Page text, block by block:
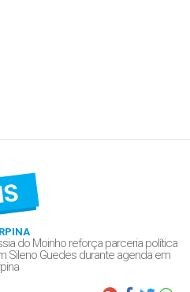
do Moinho reforça parceria política
Sileno Guedes durante agenda em